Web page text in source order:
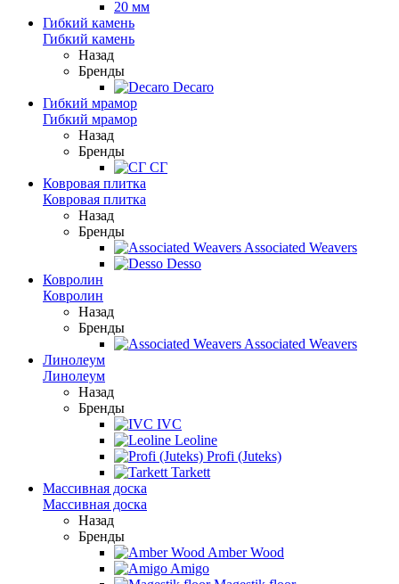
20 мм
Гибкий камень
Гибкий камень
Назад
Бренды
Decaro
Гибкий мрамор
Гибкий мрамор
Назад
Бренды
СГ
Ковровая плитка
Ковровая плитка
Назад
Бренды
Associated Weavers
Desso
Ковролин
Ковролин
Назад
Бренды
Associated Weavers
Линолеум
Линолеум
Назад
Бренды
IVC
Leoline
Profi (Juteks)
Tarkett
Массивная доска
Массивная доска
Назад
Бренды
Amber Wood
Amigo